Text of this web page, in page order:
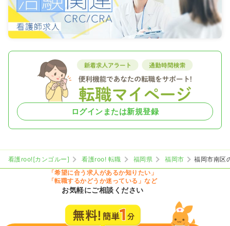
ログインまたは新規登録
看護roo![カンゴルー] 看護roo! 転職 福岡県 福岡市
福岡市南区
「希望に合う求人があるか知りたい」
「転職するかどうか迷っている」など
お気軽にご相談ください